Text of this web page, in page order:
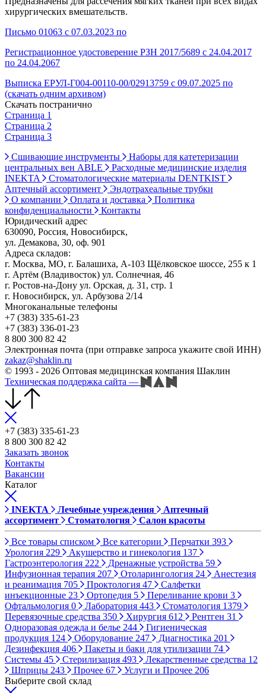
хирургических вмешательств.
Письмо 01063 с 07.03.2023 по
Регистрационное удостоверение РЗН 2017/5689 с 24.04.2017
по 24.04.2067
Выписка ЕРУЛ-Г004-00110-00/02913759 с 09.07.2025 по
(скачать одним архивом)
Скачать постранично
Страница 1
Страница 2
Страница 3
Сшивающие инструменты
Наборы для катетеризации
центральных вен ABLE
Расходные медицинские изделия
INEKTA
Стоматологические материалы DENTKIST
Аптечный ассортимент
Эндотрахеальные трубки
О компании
Оплата и доставка
Политика
конфиденциальности
Контакты
Юридический адрес
630090, Россия, Новосибирск,
ул. Демакова, 30, оф. 901
Адреса складов:
г. Москва, МО, г. Балашиха, А-103 Щёлковское шоссе, 255 к 1
г. Артём (Владивосток) ул. Солнечная, 46
г. Ростов-на-Дону ул. Орская, д. 31, стр. 1
г. Новосибирск, ул. Арбузова 2/14
Многоканальные телефоны
+7 (383) 335-61-23
+7 (383) 336-01-23
8 800 300 82 42
Электронная почта (при отправке запроса укажите свой ИНН)
zakaz@shaklin.ru
© 1993 - 2026 Оптовая медицинская компания Шаклин
Техническая поддержка сайта —
+7 (383) 335-61-23
8 800 300 82 42
Заказать звонок
Контакты
Вакансии
Каталог
INEKTA Лечебные учреждения
Аптечный
ассортимент
Стоматология Салон красоты
Все товары списком Все категории Перчатки 393
Урология 229 Акушерство и гинекология 137
Гастроэнтерология 222 Дренажные устройства 59
Инфузионная терапия 207 Отоларингология 24
Анестезия
и реанимация 705 Проктология 47
Салфетки
инъекционные 23 Ортопедия 5 Переливание крови 3
Офтальмология 0 Лаборатория 443 Стоматология 1379
Перевязочные средства 350 Хирургия 612 Рентген 31
Одноразовая одежда и белье 244
Гигиеническая
продукция 124 Оборудование 247 Диагностика 201
Дезинфекция 406 Пакеты и баки для утилизации 74
Системы 45 Стерилизация 493 Лекарственные средства 12
Шприцы 243 Прочее 67 Услуги и Прочее 206
Выберите свой склад